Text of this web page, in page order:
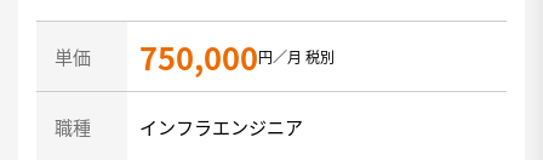
単価 750,000円／月 税別
職種 インフラエンジニア